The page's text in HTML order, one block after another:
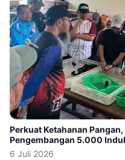
Perkuat Ketahanan
Pengembangan 5.000
6 Juli 2026